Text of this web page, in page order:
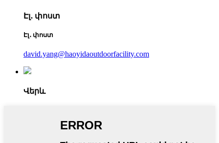
Էլ․ փոստ
Էլ․ փոստ
david.yang@haoyidaoutdoorfacility.com
Վերև